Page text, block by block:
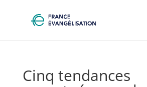
Cinq tendances